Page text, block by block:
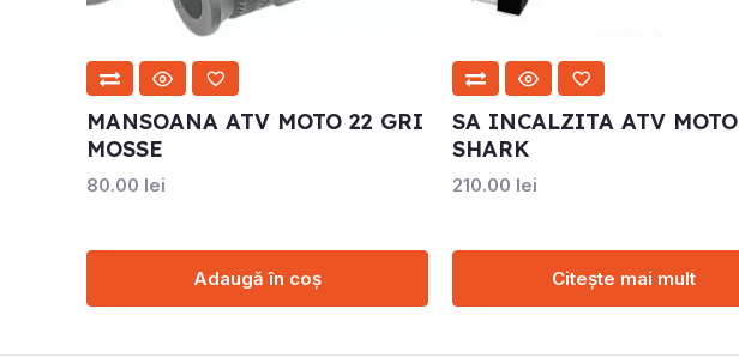
MANSOANA ATV MOTO 22 GRI
MOSSE
80.00 lei
Adaugă în coș
SA INCALZITA ATV MOTO
SHARK
210.00 lei
Citește mai mult